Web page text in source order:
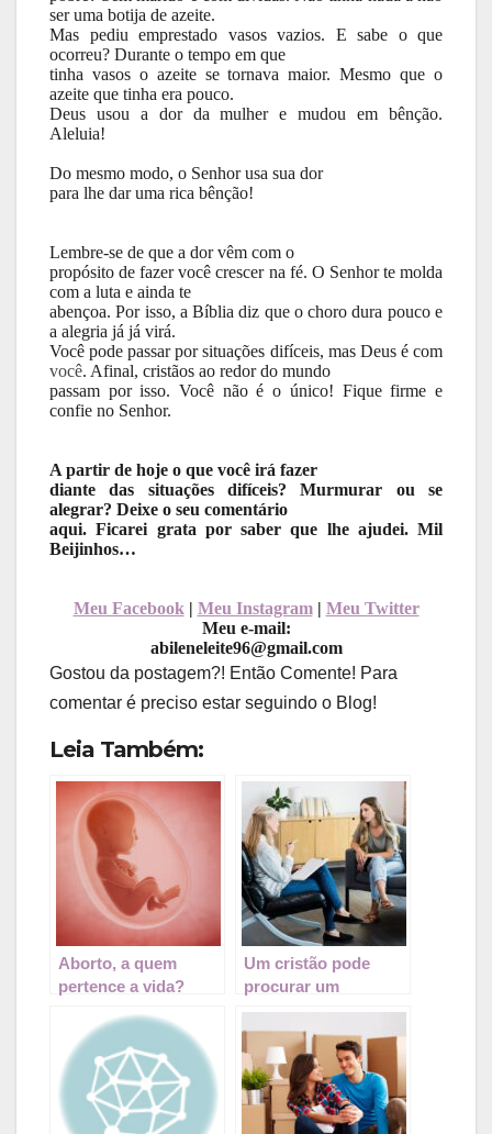
ser uma botija de azeite.
Mas pediu emprestado vasos vazios. E sabe o que
ocorreu? Durante o tempo em que
tinha vasos o azeite se tornava maior. Mesmo que o
azeite que tinha era pouco.
Deus usou a dor da mulher e mudou em bênção.
Aleluia!
Do mesmo modo, o Senhor usa sua dor
para lhe dar uma rica bênção!
Lembre-se de que a dor vêm com o
propósito de fazer você crescer na fé. O Senhor te molda
com a luta e ainda te
abençoa. Por isso, a Bíblia diz que o choro dura pouco e
a alegria já já virá.
Você pode passar por situações difíceis, mas Deus é com
você. Afinal, cristãos ao redor do mundo
passam por isso. Você não é o único! Fique firme e
confie no Senhor.
A partir de hoje o que você irá fazer
diante das situações difíceis? Murmurar ou se
alegrar? Deixe o seu comentário
aqui. Ficarei grata por saber que lhe ajudei. Mil
Beijinhos…
Meu Facebook | Meu Instagram| Meu Twitter
Meu e-mail:
abileneleite96@gmail.com
Gostou da postagem?! Então Comente! Para
comentar é preciso estar seguindo o Blog!
Leia Também:
Aborto, a quem
pertence a vida?
Um cristão pode
procurar um
psicólogo e fazer
terapia?